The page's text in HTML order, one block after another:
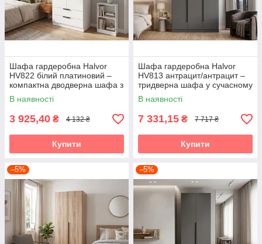
Шафа гардеробна Halvor
HV822 білий платиновий –
компактна дводверна шафа з
шухлядами у сучасному стилі
Accord
В наявності
3 925,40 ₴ 4 132 ₴
Купити
Шафа гардеробна Halvor
HV813 антрацит/антрацит –
тридверна шафа у сучасному
стилі лофт Accord
В наявності
7 331,15 ₴ 7 717 ₴
Купити
–5% –5%